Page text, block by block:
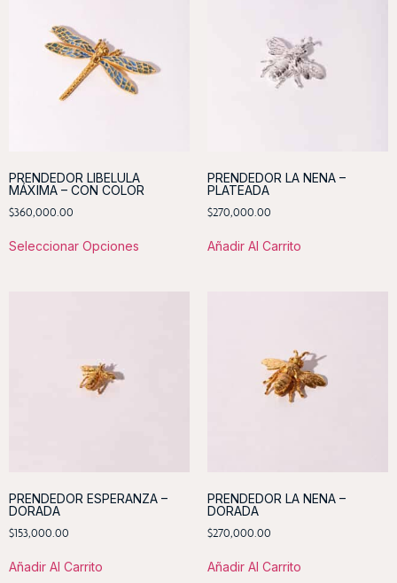
PRENDEDOR LIBELULA
MÁXIMA – CON COLOR
$360,000.00
Seleccionar Opciones
PRENDEDOR LA NENA –
PLATEADA
$270,000.00
Añadir Al Carrito
PRENDEDOR ESPERANZA –
DORADA
$153,000.00
Añadir Al Carrito
PRENDEDOR LA NENA –
DORADA
$270,000.00
Añadir Al Carrito